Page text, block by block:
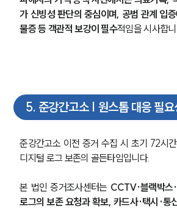
가 신빙성 판단의 중심이며, 공범 관계 입
물증 등 객관적 보강이 필수적임을 시사합
5. 준강간고소 | 원스톱 대응 필요
준강간고소 이전 증거 수집 시 초기 72시
디지털 로그 보존의 골든타임입니다.
본 법인 증거조사센터는 CCTV·블랙박스
로그의 보존 요청과 확보, 카드사·택시·통